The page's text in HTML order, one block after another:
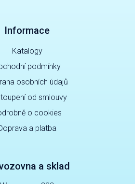
Informace
Katalogy
podmínky
osobních údajů
od smlouvy
o cookies
a platba
a sklad